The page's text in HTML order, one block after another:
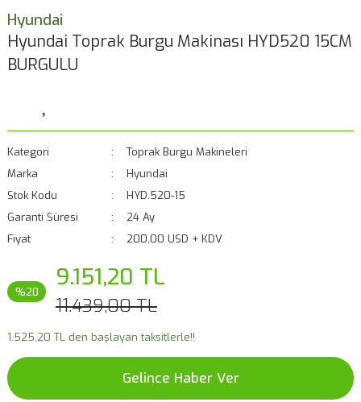
Hyundai
Hyundai Toprak Burgu Makinası HYD520 15CM
BURGULU
Kategori
Toprak Burgu Makineleri
Marka
Hyundai
Stok Kodu
HYD.520-15
Garanti Süresi
24 Ay
Fiyat
200,00 USD + KDV
%20 9.151,20 TL
11.439,00 TL
1.525,20 TL den başlayan taksitlerle!!
Gelince Haber Ver